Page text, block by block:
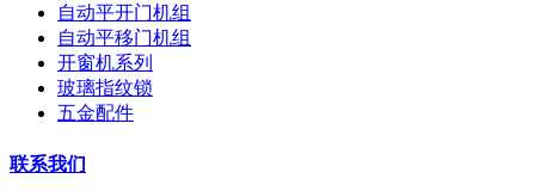
自动平开门机组
自动平移门机组
开窗机系列
玻璃指纹锁
五金配件
联系我们